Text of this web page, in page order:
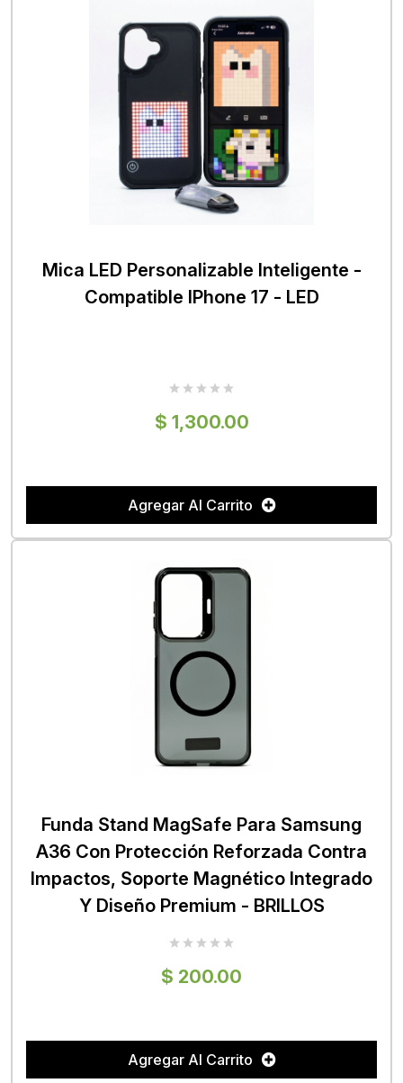
Mica LED Personalizable Inteligente -
Compatible IPhone 17 - LED
$ 1,300.00
Agregar Al Carrito
Funda Stand MagSafe Para Samsung
A36 Con Protección Reforzada Contra
Impactos, Soporte Magnético Integrado
Y Diseño Premium - BRILLOS
$ 200.00
Agregar Al Carrito